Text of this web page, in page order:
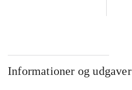
Informationer og udgaver